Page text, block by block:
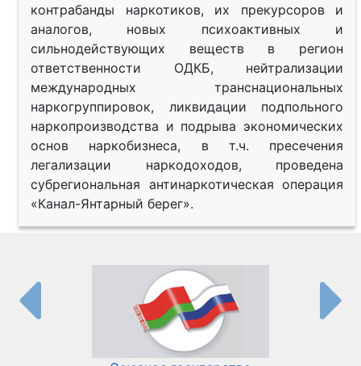
контрабанды наркотиков, их прекурсоров и
аналогов, новых психоактивных и
сильнодействующих веществ в регион
ответственности ОДКБ, нейтрализации
международных транснациональных
наркогруппировок, ликвидации подпольного
наркопроизводства и подрыва экономических
основ наркобизнеса, в т.ч. пресечения
легализации наркодоходов, проведена
субрегиональная антинаркотическая операция
«Канал-Янтарный берег».